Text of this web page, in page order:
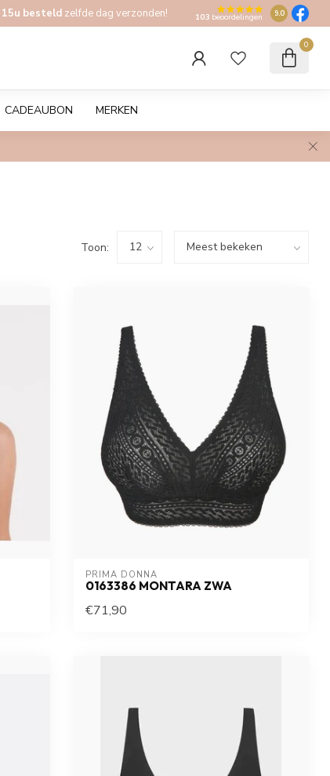
15u besteld zelfde dag verzonden! 103 beoordelingen 9.0
0
CADEAUBON MERKEN
Toon:
PRIMA DONNA
0163386 MONTARA ZWA
€71,90